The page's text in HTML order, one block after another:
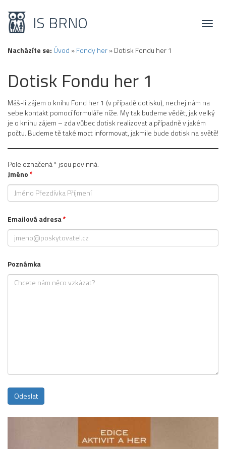
Toggle
IS BRNO
Nacházíte se: Úvod »Fondy her»Dotisk Fondu her 1
Dotisk Fondu her 1
Máš-li zájem o knihu Fond her 1 (v případě dotisku), nechej nám na
sebe kontakt pomocí formuláře níže. My tak budeme vědět, jak velký
je o knihu zájem – zda vůbec dotisk realizovat a případně v jakém
počtu. Budeme tě také moct informovat, jakmile bude dotisk na světě!
Pole označená * jsou povinná.
Jméno*
Emailová adresa*
Poznámka